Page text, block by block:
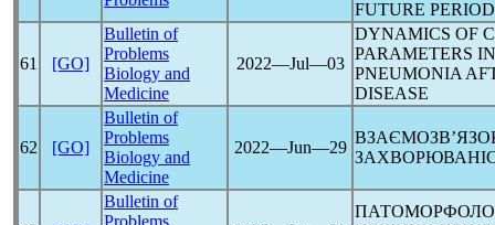
FUTURE PERIOD
61 [GO]
Bulletin of
Problems
Biology and
Medicine
2022―Jul―03
DYNAMICS OF
PARAMETERS
PNEUMONIA
DISEASE
62 [GO]
Bulletin of
Problems
Biology and
Medicine
2022―Jun―29
Bulletin of
Problems